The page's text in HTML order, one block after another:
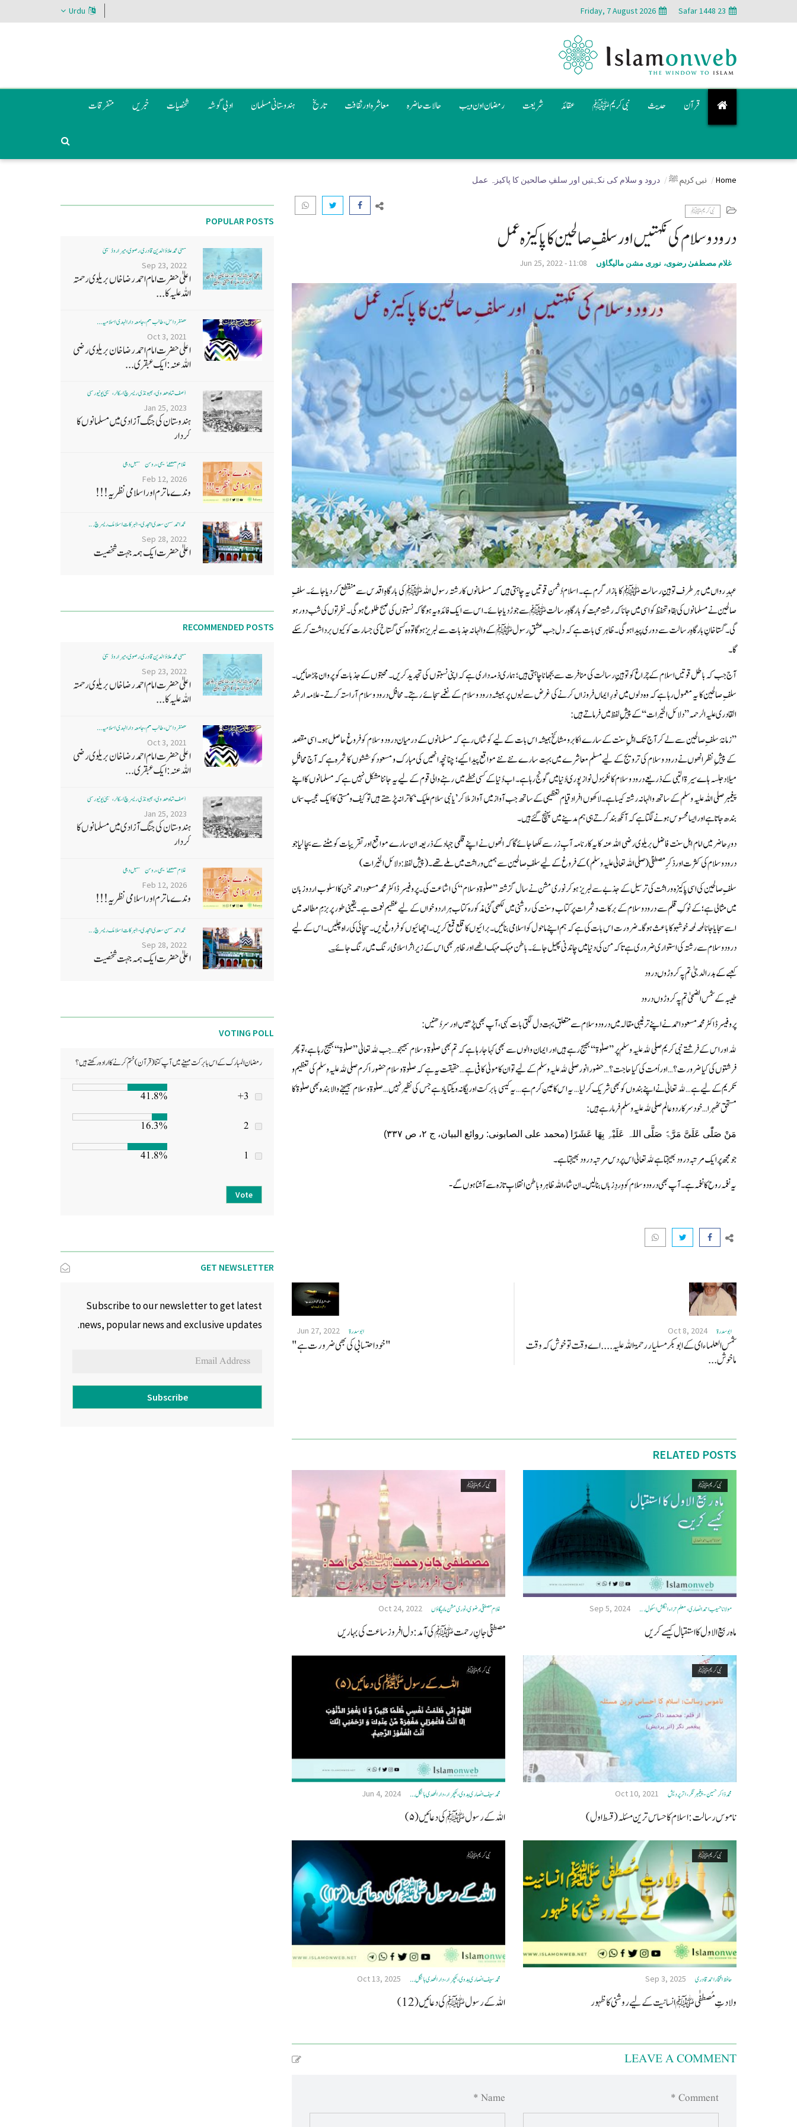
Friday, 7 August 2026 23 Safar 1448
Urdu
قرآن حدیث نبی کریم ﷺ عقائد شریعت رمضان اون ويب حالات حاضرہ معاشرہ اور ثقافت تاریخ ہندوستانی مسلمان ادبی گوشہ شخصیات خبریں متفرقات
Home نبی کریم ﷺ درود و سلام کی نکہتیں اور سلفِ صالحین کا پاکیزہ عمل
نبی کریم ﷺ
درود و سلام کی نکہتیں اور سلفِ صالحین کا پاکیزہ عمل
غلام مصطفیٰ رضوی، نوری مشن مالیگاؤں Jun 25, 2022 - 11:08
عہدِ رواں میں ہر طرف توہینِ رسالت ﷺ کا بازار گرم ہے۔ اسلام دُشمن قوتیں یہ چاہتی ہیں کہ مسلمانوں کا رشتہ رسول اللہ ﷺ کی بارگاہِ اقدس سے منقطع کر دیا جائے۔ سلفِ
صالحین نے مسلمانوں کی بقا و تحفظ کو اسی میں جانا کہ رشتۂ محبت کو بارگاہِ رسالت ﷺ سے جوڑ دیا جائے۔ اس سے ایک فائدہ یہ ہوگا کہ نسبتوں کی صبح طلوع ہوگی۔ نفرتوں کی شب دور ہو
گی۔ گستاخانِ بارگاہِ رسالت سے دوری پیدا ہوگی۔ ظاہر سی بات ہے کہ دل جب عشقِ رسول ﷺ کے والہانہ جذبات سے لبریز ہوگا تو وہ کسی گستاخ کی جسارت کو کیوں برداشت کر سکے
گا۔
آج جب کہ باطل قوتیں اسلام کے چراغ کو توہینِ رسالت کی منافرت سے بجھانا چاہتی ہیں؛ ہماری ذمہ داری ہے کہ اپنی نسبتوں کی تجدید کریں۔ محبتوں کے جذبات کو پروان چڑھائیں۔
سلفِ صالحین کا یہ معمول رہا ہے کہ وہ دلوں میں نورِ ایماں فروزاں کرنے کی غرض سے لبوں پر ہمیشہ درود و سلام کے نغمے سجائے رہتے۔ محافل درود و سلام آراستہ کرتے- علامہ ارشد
القادری علیہ الرحمہ ’’دلائل الخیرات‘‘ کے پیشِ لفظ میں فرماتے ہیں:
’’ زمانۂ سلفِ صالحین سے لے کر آج تک اہلِ سنت کے سارے اکابر و مشائخ ہمیشہ اس بات کے لیے کوشاں رہے کہ مسلمانوں کے درمیان درود و سلام کو فروغ حاصل ہو۔ اسی مقصد
کے پیشِ نظر انھوں نے درود و سلام کی ترویج کے لیے مسلم معاشرے میں بہت سارے نئے نئے مواقع پیدا کیے؛ چنانچہ انھیں کی مبارک و مسعود کوششوں کا ثمرہ ہے کہ آج محافلِ
میلاد جلسہ ہاے سیرۃ النبی کے ذریعے درود و سلام کا نغمۂ دل نواز پوری دُنیا میں گونج رہا ہے۔ اب دُنیا کے کسی خطے میں رہنے والی قوم کے لیے یہ جاننا مشکل نہیں ہے کہ مسلمانوں کا اپنے
پیغمبر صلی اللہ علیہ وسلم کے ساتھ والہانہ رشتہ کیسا ہے۔ لاکھوں افراد قیام تعظیمی کے ساتھ جب آواز میں آواز ملا کر ’یا نبی سلام علیک‘ کا ترانہ پڑھتے ہیں تو کیف و مستی کا ایک عجیب سماں
بندھ جاتا ہے اور ایسا محسوس ہونے لگتا ہے کہ آنکھ بند کرتے ہی ہم مدینے میں پہنچ گئے ہیں۔
دورِ حاضر میں امام اہل سنت فاضل بریلوی رضی اللہ عنہ کا یہ کارنامہ آبِ زر سے لکھا جائے گا کہ انھوں نے اپنے قلمی جہاد کے ذریعہ ان سارے مواقع اور تقریبات کو مٹنے سے بچا لیا جو
درود و سلام کی کثرت اور ذکرِ مصطفیٰ (صلی اللہ تعالیٰ علیہ وسلم) کے فروغ کے لیے سلفِ صالحین سے ہمیں وراثت میں ملے تھے۔ (پیش لفظ: دلائل الخیرات)
سلفِ صالحین کی اسی پاکیزہ وراثت کی ترسیل کے جذبے سے لبریز ہو کر نوری مشن نے سال گزشتہ ’’صلوٰۃ وسلام‘‘ کی اشاعت کی۔ پروفیسر ڈاکٹر محمد مسعود احمد جن کا اسلوب اردو زبان
میں مثالی ہے؛ کے نوکِ قلم سے درود وسلام کے برکات و ثمرات پر کتاب و سنت کی روشنی میں لکھی گئی مذکورہ کتاب ہر اردو خواں کے لیے عظیم نعمت ہے۔ یقینی طور پر بزمِ مطالعہ میں
اسے سجایا جانا لمحہ لمحہ خوشبو کا باعث ہوگا۔ضرورت اس بات کی ہے کہ ہم اپنے ماحول کو اسلامی بنائیں۔ برائیوں کا قلع قمع کریں۔ اچھائیوں کو فروغ دیں۔ سچائی کی راہ چلیں۔ اس کے لیے
درود و سلام سے رشتہ کی استواری ضروری ہے تا کہ من کی دنیا میں چاندنی پھیل جائے۔ باطن مہک مہک اٹھے اور ظاہر بھی اس کے زیر اثر اسلامی رنگ میں رنگ جائے۔؎
کعبے کے بدرالدجیٰ تم پہ کروڑوں درود
طیبہ کے شمس الضحیٰ تم پہ کروڑوں درود
پروفیسر ڈاکٹر محمد مسعود احمد نے اپنے ترغیبی مقالہ میں درود و سلام سے متعلق بہت دل لگتی بات کہی، آپ بھی پڑھیں اور سر دُھنیں:
ﷲ اور اس کے فرشتے نبی کریم صلی ﷲ علیہ وسلم پر ’’صلوٰۃ‘‘ بھیج رہے ہیں اور ایمان والوں سے بھی کہا جارہا ہے کہ تم بھی صلوٰۃ و سلام بھیجو… جب ﷲ تعالیٰ ’’صلوٰۃ‘‘ بھیج رہا ہے، تو پھر
فرشتوں کی کیا ضرورت؟… اور اُمت کی کیا حاجت؟ … حضور انور صلی ﷲ علیہ وسلم کے لیے تو ان کا مولیٰ کافی ہے… حقیقت یہ ہے کہ صلوٰۃ و سلام حضور اکرم صلی ﷲ علیہ وسلم کی تعظیم و
تکریم کے لیےہے… ﷲ تعالیٰ نے اپنے بندوں کو بھی شریک کرلیا… یہ اس کا عین کرم ہے… یہ کیسی بابرکت اور یگانہ و یکتا یاد ہے جس کی نظیر نہیں… صلوٰۃ و سلام بھیجنے والا بندہ بھی صلوٰۃ کا
مستحق ٹھہرا… خود سرکار دوعالم صلی ﷲ علیہ وسلم فرمارہے ہیں:
مَنْ صَلّٰی عَلَیَّ مَرَّۃً صَلَّی اللہ عَلَیْہِ بِھَا عَشَرًا (محمد علی الصابونی: روائع البیان، ج ۲، ص ۳۳۷)
جو مجھ پر ایک مرتبہ درود بھیجتا ہے ﷲ تعالیٰ اس پر دس مرتبہ درود بھیجتا ہے۔
یہ نغمہ روح کا نغمہ ہے۔ آپ بھی درود و سلام کو وِردِ زباں بنا لیں۔ ان شاءاللہ ظاہر و باطن انقلابِ تازہ سے آشنا ہوں گے-
ابو سدرة Oct 8, 2024
شمس العلماء ای کے ابو بکر مسلیار رحمۃ اللہ علیہ .... اے وقت تو خوش کہ وقت
ماخوش...
ابو سدرة Jun 27, 2022
"خود احتسابی کی بھی ضرورت ہے"
RELATED POSTS
نبی کریم ﷺ
مولانا حسیب احمد انصاری ، معلم حراء انگلش اسکول ... Sep 5, 2024
ماہ ربیع الاول کا استقبال کیسے کریں
نبی کریم ﷺ
غلام مصطفیٰ رضوی، نوری مشن مالیگاؤں Oct 24, 2022
مصطفیٰ جانِ رحمت ﷺ کی آمد:دل افروز ساعت کی بہاریں
نبی کریم ﷺ
محمد ذاكر حسين - پیغمبر نگر، اتر پردیش Oct 10, 2021
ناموس رسالت : اسلام کا حساس ترین مسئلہ (قسط اول)
نبی کریم ﷺ
محمد سیف انصاری ہدوی، لکچرار، دار الھدی ہانگل ... Jun 4, 2024
اللہ کے رسول ﷺکی دعائیں (۵)
نبی کریم ﷺ
حافظ افتخاراحمدقادری Sep 3, 2025
ولادتِ مُصطفٰی ﷺ انسانیت کے لیے روشنی کا ظہور
نبی کریم ﷺ
محمد سیف انصاری ہدوی، لکچرار، دار الھدی ہانگل ... Oct 13, 2025
اللہ کے رسولﷺکی دعائیں (12)
LEAVE A COMMENT
Comment *
Name *
POPULAR POSTS
مفتی محمد علاؤ الدین قادری رضوی ، میرا روڈ ممبئی
Sep 23, 2022
اعلیٰ حضرت امام احمد رضا خاں بر یلو ی رحمتہ
اللہ علیہ کا...
غضنفر دانش، طالب علم، جامعہ دارالہدی اسلامیہ ...
Oct 3, 2021
اعلی حضرت امام احمد رضا خان بریلوی رضی
اللہ عنہ: ایک عبقری...
آصف شاہ ھدوی، بھیونڈی ریسرچ اسکالر، ممبئی یونیورسٹی
Jan 25, 2023
ہندوستان کی جنگ آزادی میں مسلمانوں کا
کردار
غلام مصطفےٰ نعیمی، روشن مستقبل دہلی
Feb 12, 2026
وندے ماترم اور اسلامی نظریہ!!!
محمد احمد حسن سعدی امجدی - البرکات اسلامک ریسرچ ...
Sep 28, 2022
اعلیٰ حضرت ایک ہمہ جہت شخصیت
RECOMMENDED POSTS
مفتی محمد علاؤ الدین قادری رضوی ، میرا روڈ ممبئی
Sep 23, 2022
اعلیٰ حضرت امام احمد رضا خاں بر یلو ی رحمتہ
اللہ علیہ کا...
غضنفر دانش، طالب علم، جامعہ دارالہدی اسلامیہ ...
Oct 3, 2021
اعلی حضرت امام احمد رضا خان بریلوی رضی
اللہ عنہ: ایک عبقری...
آصف شاہ ھدوی، بھیونڈی ریسرچ اسکالر، ممبئی یونیورسٹی
Jan 25, 2023
ہندوستان کی جنگ آزادی میں مسلمانوں کا
کردار
غلام مصطفےٰ نعیمی، روشن مستقبل دہلی
Feb 12, 2026
وندے ماترم اور اسلامی نظریہ!!!
محمد احمد حسن سعدی امجدی - البرکات اسلامک ریسرچ ...
Sep 28, 2022
اعلیٰ حضرت ایک ہمہ جہت شخصیت
VOTING POLL
رمضان المبارک کے اس بابرکت مہینے میں آپ کتنا (قرآن) ختم کرنے کا ارادہ رکھتے ہیں؟
3+
41.8%
2
16.3%
1
41.8%
Vote
GET NEWSLETTER
Subscribe to our newsletter to get latest
news, popular news and exclusive updates.
Subscribe